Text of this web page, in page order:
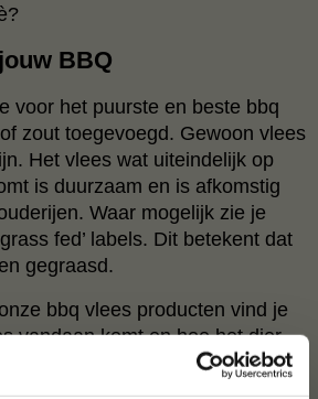
BBQ
voor het puurste en beste bbq
zout toegevoegd. Gewoon vlees
Het vlees wat uiteindelijk op
is duurzaam en is afkomstig
Waar mogelijk zie je
fed’ labels. Dit betekent dat
gegraasd.
bbq vlees producten vind je
vandaan komt en hoe het dier
bij onze
Angus Brisket uit